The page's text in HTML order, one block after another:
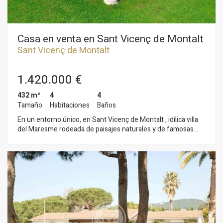
árboles, palmeras e incluso un putt de golf todo ello resaltado
con preciosa iluminación nocturna.
Casa en venta en Sant Vicenç de Montalt
Sant Vicenç de Montalt
1.420.000 €
432 m²
Tamaño
4
Habitaciones
4
Baños
En un entorno único, en Sant Vicenç de Montalt , idílica villa
del Maresme rodeada de paisajes naturales y de famosas
único , se ha construido esta magnífica casa. La casa se halla
rodeada de un bonito jardín en el que se ha dispuesto una
gran piscina, jardín de fácil mantenimiento, con plantas
autóctonas mediterráneas que crecen muy bien en esta zona.
Esta propiedad, se distribuye en dos grandes plantas más un
gran sótano, en el que actualmente se ha ubicado una
excepcional bodega. En la planta baja nos recibe un